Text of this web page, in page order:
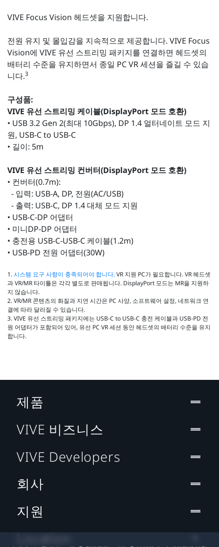
VIVE Focus Vision 헤드셋을 지원합니다.
전원 유지 및 몰입감을 지속적으로 제공합니다. VIVE Focus
Vision에 VIVE 유선 스트리밍 패키지를 연결하면 헤드셋의
배터리 수준을 유지하면서 종일 PC VR 세션을 즐길 수 있습
니다.3
구성품:
VIVE 유선 스트리밍 케이블(DisplayPort 모드 호환)
• USB 3.2 Gen 2(최대 10Gbps), DP 1.4 얼터네이트 모드 지
원, USB-C to USB-C
• 길이: 5m
VIVE 유선 스트리밍 컨버터(DisplayPort 모드 호환)
• 컨버터(0.7m):
- 입력: USB-A, DP, 전원(AC/USB)
- 출력: USB-C, DP 1.4 대체 모드 지원
• USB-C-DP 어댑터
• 미니DP-DP 어댑터
• 충전용 USB-C-USB-C 케이블(1.2m)
• USB-PD 전원 어댑터(30W)
1.시스템 요구 사항이 충족되어야 합니다.VR 지원 PC가 필요합니다. VR 헤드셋
과 VR/MR 타이틀은 각각 별도로 판매됩니다. DisplayPort 모드는 MR을 지원하
지 않습니다.
2. VR/MR 콘텐츠의 화질과 지연 시간은 PC 사양, 소프트웨어 설정, 네트워크 연
결에 따라 달라질 수 있습니다.
3. VIVE 유선 스트리밍 패키지에는 USB-C to USB-C 충전 케이블과 USB-PD 전
원 어댑터가 포함되어 있어, 유선 PC VR 세션 동안 헤드셋의 배터리 수준을 유지
합니다.
제품
VIVE 비즈니스
VIVE Developers
회사
지원
Location